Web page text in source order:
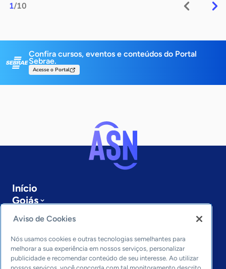
1/10
Confira cursos, eventos e conteúdos do Portal
Sebrae.
Acesse o Portal
Início
Goiás
Sobre a ASN
Últimas notícias
Entre em contato
Editorias
Aviso de Cookies
Nós usamos cookies e outras tecnologias semelhantes para
melhorar a sua experiência em nossos serviços, personalizar
publicidade e recomendar conteúdo de seu interesse. Ao utilizar